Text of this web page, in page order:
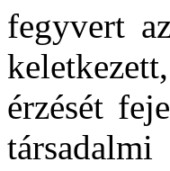
fegyvert
érzését